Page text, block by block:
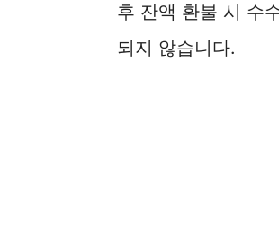
후 잔액 환불 시 수
되지 않습니다.